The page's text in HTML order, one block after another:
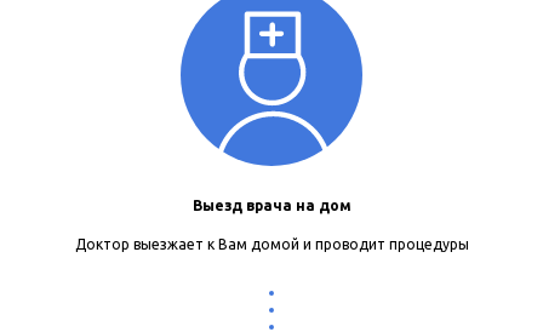
Выезд врача на дом
Доктор выезжает к Вам домой и проводит процедуры